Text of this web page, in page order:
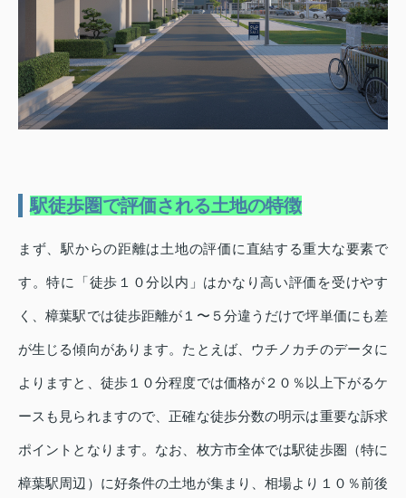
駅徒歩圏で評価される土地の特徴
まず、駅からの距離は土地の評価に直結する重大な要素で
す。特に「徒歩１０分以内」はかなり高い評価を受けやす
く、樟葉駅では徒歩距離が１〜５分違うだけで坪単価にも差
が生じる傾向があります。たとえば、ウチノカチのデータに
よりますと、徒歩１０分程度では価格が２０％以上下がるケ
ースも見られますので、正確な徒歩分数の明示は重要な訴求
ポイントとなります。なお、枚方市全体では駅徒歩圏（特に
樟葉駅周辺）に好条件の土地が集まり、相場より１０％前後